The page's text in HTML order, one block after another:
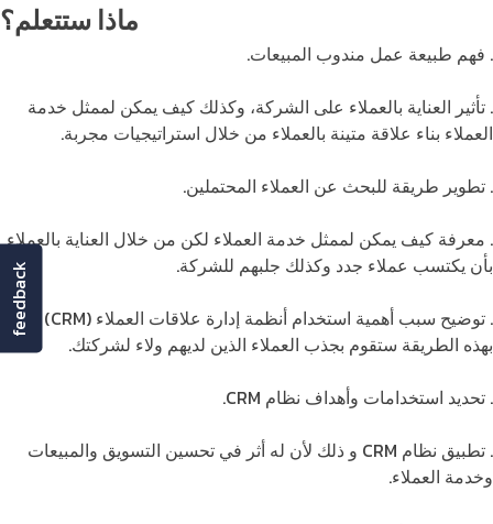
ماذا ستتعلم؟
. فهم طبيعة عمل مندوب المبيعات.
. تأثير العناية بالعملاء على الشركة، وكذلك كيف يمكن لممثل خدمة
العملاء بناء علاقة متينة بالعملاء من خلال استراتيجيات مجربة.
. تطوير طريقة للبحث عن العملاء المحتملين.
. معرفة كيف يمكن لممثل خدمة العملاء لكن من خلال العناية بالعملاء
بأن يكتسب عملاء جدد وكذلك جلبهم للشركة.
. توضيح سبب أهمية استخدام أنظمة إدارة علاقات العملاء (CRM) لأن
بهذه الطريقة ستقوم بجذب العملاء الذين لديهم ولاء لشركتك.
. تحديد استخدامات وأهداف نظام CRM.
. تطبيق نظام CRM و ذلك لأن له أثر في تحسين التسويق والمبيعات
وخدمة العملاء.
feedback